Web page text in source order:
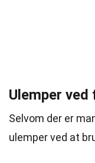
Ulemper
Selvom der er
ulemper ved at